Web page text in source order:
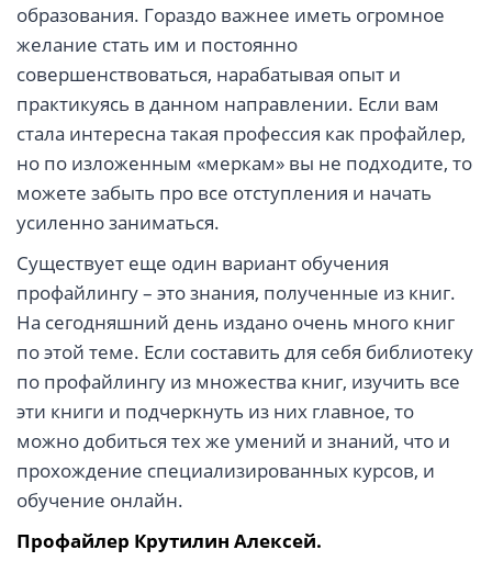
образования. Гораздо важнее иметь огромное
желание стать им и постоянно
совершенствоваться, нарабатывая опыт и
практикуясь в данном направлении. Если вам
стала интересна такая профессия как профайлер,
но по изложенным «меркам» вы не подходите, то
можете забыть про все отступления и начать
усиленно заниматься.
Существует еще один вариант обучения
профайлингу – это знания, полученные из книг.
На сегодняшний день издано очень много книг
по этой теме. Если составить для себя библиотеку
по профайлингу из множества книг, изучить все
эти книги и подчеркнуть из них главное, то
можно добиться тех же умений и знаний, что и
прохождение специализированных курсов, и
обучение онлайн.
Профайлер Крутилин Алексей.